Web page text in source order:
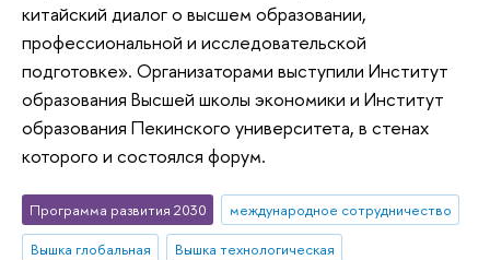
китайский диалог о высшем образовании,
профессиональной и исследовательской
подготовке». Организаторами выступили Институт
образования Высшей школы экономики и Институт
образования Пекинского университета, в стенах
которого и состоялся форум.
Программа развития 2030
международное сотрудничество
Вышка глобальная
Вышка технологическая